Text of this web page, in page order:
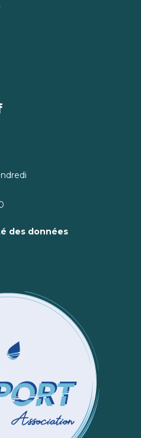
des données